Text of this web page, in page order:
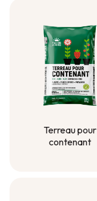
Terreau pour
contenant